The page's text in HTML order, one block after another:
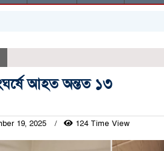
আহত অন্তত ১৩
19, 2025 124 Time View